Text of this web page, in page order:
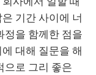
기간 사이에 너
정을 함께한 점을
대해 질문을 해
으로 그리 좋은